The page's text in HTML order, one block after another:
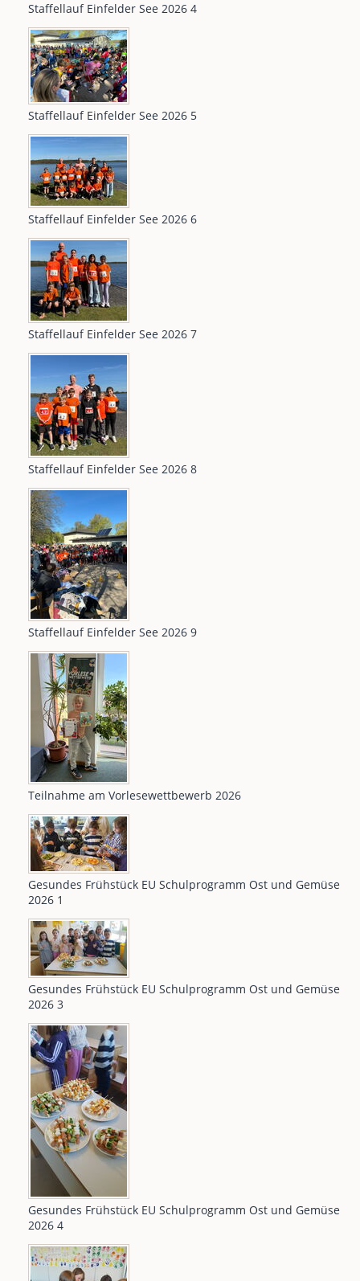
Staffellauf Einfelder See 2026 4
Staffellauf Einfelder See 2026 5
Staffellauf Einfelder See 2026 6
Staffellauf Einfelder See 2026 7
Staffellauf Einfelder See 2026 8
Staffellauf Einfelder See 2026 9
Teilnahme am Vorlesewettbewerb 2026
Gesundes Frühstück EU Schulprogramm Ost und Gemüse
2026 1
Gesundes Frühstück EU Schulprogramm Ost und Gemüse
2026 3
Gesundes Frühstück EU Schulprogramm Ost und Gemüse
2026 4